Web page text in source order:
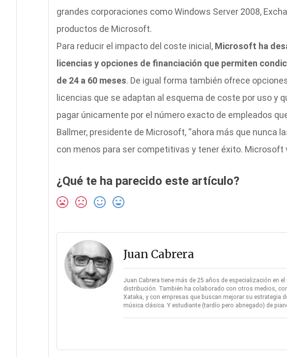
grandes corporaciones como Windows Server 2008,
productos de Microsoft.
Para reducir el impacto del coste inicial, Microsoft ha
licencias y opciones de financiación que permiten
de 24 a 60 meses. De igual forma también ofrece
licencias que se adaptan al esquema de coste por uso y
pagar únicamente por el número exacto de empleados
Ballmer, presidente de Microsoft, “ahora más que nunca
con menos para ser competitivas y tener éxito. Microsoft
¿Qué te ha parecido este artículo?
Juan Cabrera
Juan Cabrera tiene más de 25 años de especialización en
distribución. También ha colaborado con otros medios,
Xataka, y con empresas que buscan mejorar su estrategia
música clásica. Y estudiante (tardío pero abnegado) de